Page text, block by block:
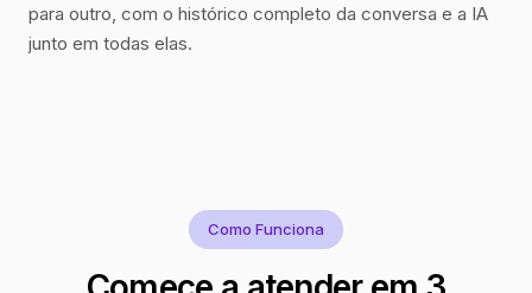
para outro, com o histórico completo da conversa e a IA
junto em todas elas.
Como Funciona